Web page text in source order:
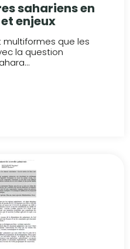
sahariens en
enjeux
que les
la question